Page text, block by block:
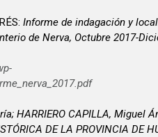
Informe de indagación y
de Nerva, Octubre 2017-
HARRIERO CAPILLA, Miguel
DE LA PROVINCIA DE